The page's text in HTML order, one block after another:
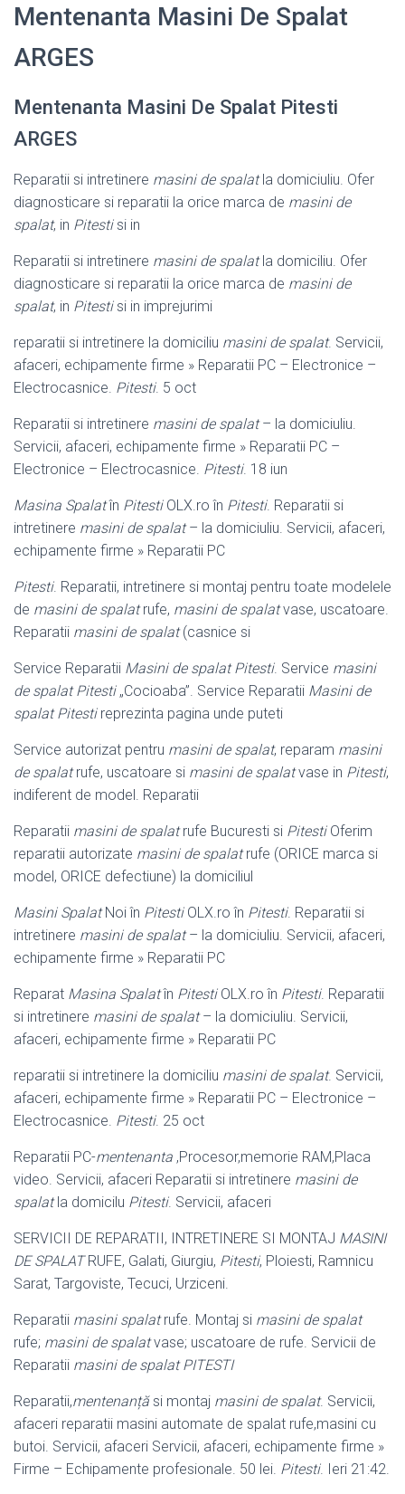
Mentenanta Masini De Spalat
ARGES
Mentenanta Masini De Spalat Pitesti
ARGES
Reparatii si intretinere masini de spalatla domiciuliu. Ofer
diagnosticare si reparatii la orice marca de masini de
spalat, in Pitestisi in
Reparatii si intretinere masini de spalatla domiciliu. Ofer
diagnosticare si reparatii la orice marca de masini de
spalat, in Pitestisi in imprejurimi
reparatii si intretinere la domiciliu masini de spalat. Servicii,
afaceri, echipamente firme » Reparatii PC – Electronice –
Electrocasnice. Pitesti. 5 oct
Reparatii si intretinere masini de spalat– la domiciuliu.
Servicii, afaceri, echipamente firme » Reparatii PC –
Electronice – Electrocasnice. Pitesti. 18 iun
Masina Spalatîn PitestiOLX.ro în Pitesti. Reparatii si
intretinere masini de spalat– la domiciuliu. Servicii, afaceri,
echipamente firme » Reparatii PC
Pitesti. Reparatii, intretinere si montaj pentru toate modelele
de masini de spalatrufe, masini de spalatvase, uscatoare.
Reparatii masini de spalat(casnice si
Service Reparatii Masini de spalat Pitesti. Service masini
de spalat Pitesti„Cocioaba”. Service Reparatii Masini de
spalat Pitestireprezinta pagina unde puteti
Service autorizat pentru masini de spalat, reparam masini
de spalatrufe, uscatoare si masini de spalatvase in Pitesti,
indiferent de model. Reparatii
Reparatii masini de spalatrufe Bucuresti si PitestiOferim
reparatii autorizate masini de spalatrufe (ORICE marca si
model, ORICE defectiune) la domiciliul
Masini SpalatNoi în PitestiOLX.ro în Pitesti. Reparatii si
intretinere masini de spalat– la domiciuliu. Servicii, afaceri,
echipamente firme » Reparatii PC
Reparat Masina Spalatîn PitestiOLX.ro în Pitesti. Reparatii
si intretinere masini de spalat– la domiciuliu. Servicii,
afaceri, echipamente firme » Reparatii PC
reparatii si intretinere la domiciliu masini de spalat. Servicii,
afaceri, echipamente firme » Reparatii PC – Electronice –
Electrocasnice. Pitesti. 25 oct
Reparatii PC-mentenanta ,Procesor,memorie RAM,Placa
video. Servicii, afaceri Reparatii si intretinere masini de
spalatla domicilu Pitesti. Servicii, afaceri
SERVICII DE REPARATII, INTRETINERE SI MONTAJ MASINI
DE SPALATRUFE, Galati, Giurgiu, Pitesti, Ploiesti, Ramnicu
Sarat, Targoviste, Tecuci, Urziceni.
Reparatii masini spalatrufe. Montaj si masini de spalat
rufe; masini de spalatvase; uscatoare de rufe. Servicii de
Reparatii masini de spalat PITESTI
Reparatii,mentenanțăsi montaj masini de spalat. Servicii,
afaceri reparatii masini automate de spalat rufe,masini cu
butoi. Servicii, afaceri Servicii, afaceri, echipamente firme »
Firme – Echipamente profesionale. 50 lei. Pitesti. Ieri 21:42.